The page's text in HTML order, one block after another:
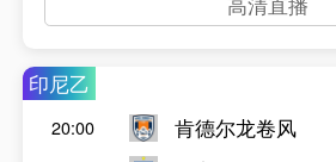
印尼乙
20:00
肯德尔龙卷风